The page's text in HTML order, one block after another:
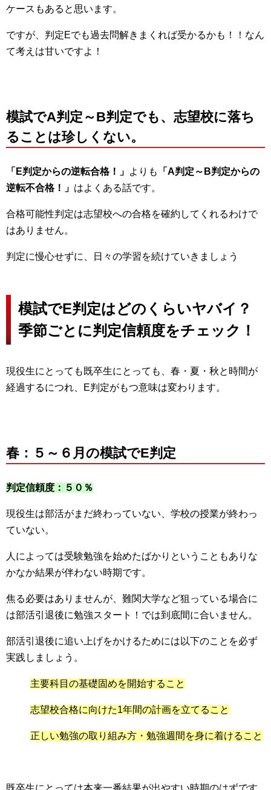
ケースもあると思います。
ですが、判定Eでも過去問解きまくれば受かるかも！！なん
て考えは甘いですよ！
模試でA判定～B判定でも、志望校に落ち
ることは珍しくない。
「E判定からの逆転合格！」 よりも
「A判定～B判定からの
逆転不合格！」 はよくある話です。
合格可能性判定は志望校への合格を確約してくれるわけで
はありません。
判定に慢心せずに、日々の学習を続けていきましょう
模試でE判定はどのくらいヤバイ？
季節ごとに判定信頼度をチェック！
現役生にとっても既卒生にとっても、春・夏・秋と時間が
経過するにつれ、E判定がもつ意味は変わります。
春：５～６月の模試でE判定
判定信頼度：５０％
現役生は部活がまだ終わっていない、学校の授業が終わっ
ていない。
人によっては受験勉強を始めたばかりということもありな
かなか結果が伴わない時期です。
焦る必要はありませんが、難関大学など狙っている場合に
は部活引退後に勉強スタート！では到底間に合いません。
部活引退後に追い上げをかけるためには以下のことを必ず
実践しましょう。
主要科目の基礎固めを開始すること
志望校合格に向けた1年間の計画を立てること
正しい勉強の取り組み方・勉強週間を身に着けること